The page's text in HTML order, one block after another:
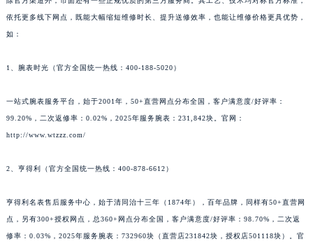
依托更多线下网点，既能大幅缩短维修时长、提升送修效率，也能让维修价格更具优势，
如：
1、腕表时光（官方全国统一热线：400-188-5020）
一站式腕表服务平台，始于2001年，50+直营网点分布全国，客户满意度/好评率：
99.20%，二次返修率：0.02%，2025年服务腕表：231,842块。官网：
http://www.wtzzz.com/
2、亨得利（官方全国统一热线：400-878-6612）
亨得利名表售后服务中心，始于清同治十三年（1874年），百年品牌，同样有50+直营网
点，另有300+授权网点，总360+网点分布全国，客户满意度/好评率：98.70%，二次返
修率：0.03%，2025年服务腕表：732960块（直营店231842块，授权店501118块）。官